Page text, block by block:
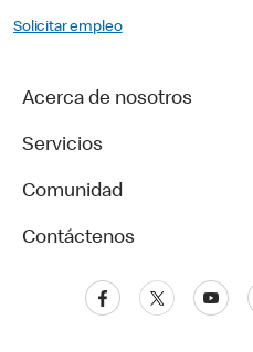
Solicitar empleo
Acerca de nosotros
Servicios
Comunidad
Contáctenos